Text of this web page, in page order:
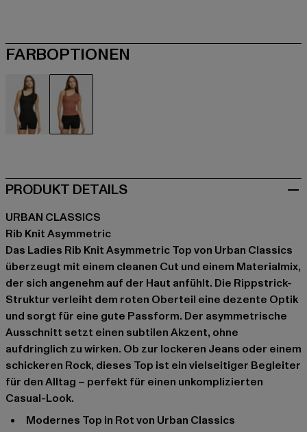
FARBOPTIONEN
PRODUKT DETAILS
URBAN CLASSICS
Rib Knit Asymmetric
Das Ladies Rib Knit Asymmetric Top von Urban Classics
überzeugt mit einem cleanen Cut und einem Materialmix,
der sich angenehm auf der Haut anfühlt. Die Rippstrick-
Struktur verleiht dem roten Oberteil eine dezente Optik
und sorgt für eine gute Passform. Der asymmetrische
Ausschnitt setzt einen subtilen Akzent, ohne
aufdringlich zu wirken. Ob zur lockeren Jeans oder einem
schickeren Rock, dieses Top ist ein vielseitiger Begleiter
für den Alltag – perfekt für einen unkomplizierten
Casual-Look.
Modernes Top in Rot von Urban Classics